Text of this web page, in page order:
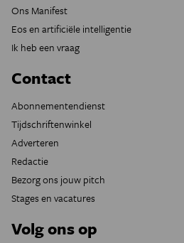
Ons Manifest
Eos en artificiële intelligentie
Ik heb een vraag
Contact
Abonnementendienst
Tijdschriftenwinkel
Adverteren
Redactie
Bezorg ons jouw pitch
Stages en vacatures
Volg ons op